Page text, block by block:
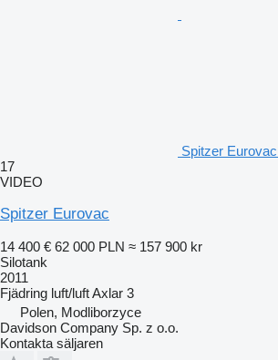
Spitzer
17
VIDEO
Spitzer Eurovac
14 400 € 62 000 PLN ≈ 157 900 kr
Silotank
2011
Fjädring luft/luftAxlar 3
Polen, Modliborzyce
Davidson Company Sp. z o.o.
Kontakta säljaren